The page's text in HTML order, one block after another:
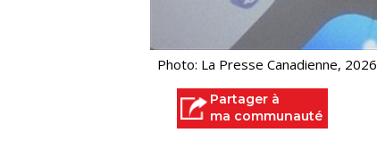
Photo: La Presse Canadienne, 2026
Partager à
ma communauté